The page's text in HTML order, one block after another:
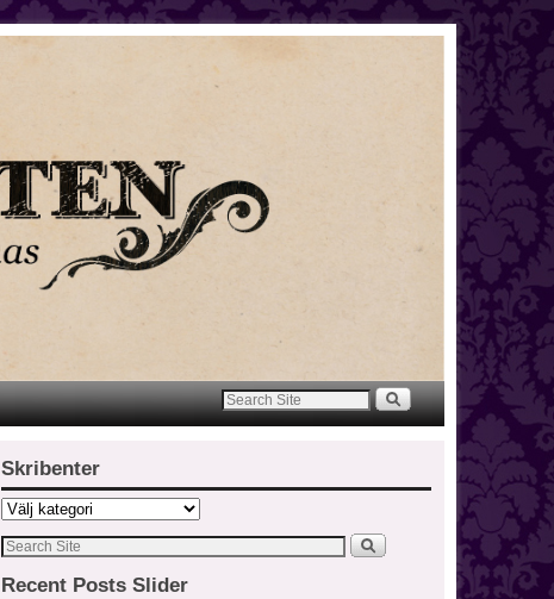
Skribenter
Recent Posts Slider